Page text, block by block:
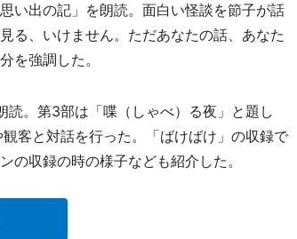
い出の記」を朗読。面白い怪談を節子が話
る、いけません。ただあなたの話、あなた
を強調した。
。第3部は「喋（しゃべ）る夜」と題し
客と対話を行った。「ばけばけ」の収録で
の収録の時の様子なども紹介した。